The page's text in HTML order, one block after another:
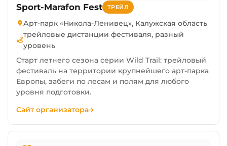
Sport-Marafon Fest ТРЕЙЛ
Арт-парк «Никола-Ленивец», Калужская область
трейловые дистанции фестиваля, разный
уровень
Старт летнего сезона серии Wild Trail: трейловый
фестиваль на территории крупнейшего арт-парка
Европы, забеги по лесам и полям для любого
уровня подготовки.
Сайт организатора